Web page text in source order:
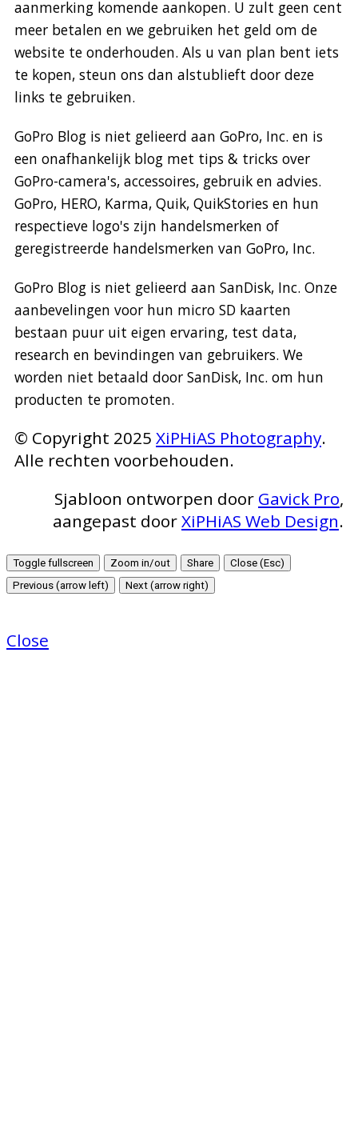
aanmerking komende aankopen. U zult geen cent
meer betalen en we gebruiken het geld om de
website te onderhouden. Als u van plan bent iets
te kopen, steun ons dan alstublieft door deze
links te gebruiken.
GoPro Blog is niet gelieerd aan GoPro, Inc. en is
een onafhankelijk blog met tips & tricks over
GoPro-camera's, accessoires, gebruik en advies.
GoPro, HERO, Karma, Quik, QuikStories en hun
respectieve logo's zijn handelsmerken of
geregistreerde handelsmerken van GoPro, Inc.
GoPro Blog is niet gelieerd aan SanDisk, Inc. Onze
aanbevelingen voor hun micro SD kaarten
bestaan puur uit eigen ervaring, test data,
research en bevindingen van gebruikers. We
worden niet betaald door SanDisk, Inc. om hun
producten te promoten.
© Copyright 2025 XiPHiAS Photography.
Alle rechten voorbehouden.
Sjabloon ontworpen door Gavick Pro,
aangepast doorXiPHiAS Web Design.
Toggle fullscreen Zoom in/out Share
Close (Esc)
Previous (arrow left)
Next (arrow right)
Close